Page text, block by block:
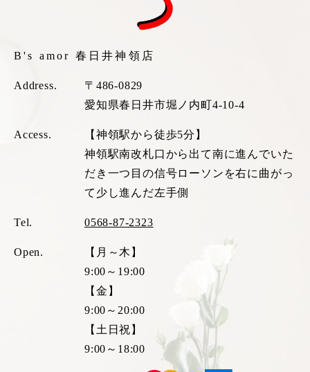
B's amor 春日井神領店
Address.
〒486-0829
愛知県春日井市堀ノ内町4-10-4
Access.
【神領駅から徒歩5分】
神領駅南改札口から出て南に進んでいた
だき一つ目の信号ローソンを右に曲がっ
て少し進んだ左手側
Tel. 0568-87-2323
Open.
【月～木】
9:00～19:00
【金】
9:00～20:00
【土日祝】
9:00～18:00